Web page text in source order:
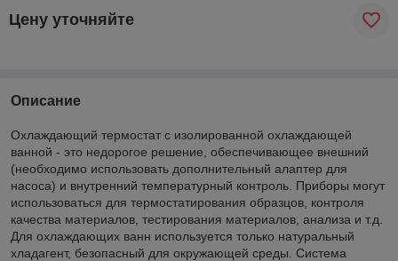
Цену уточняйте
Описание
Охлаждающий термостат с изолированной охлаждающей
ванной - это недорогое решение, обеспечивающее внешний
(необходимо использовать дополнительный алаптер для
насоса) и внутренний температурный контроль. Приборы могут
использоваться для термостатирования образцов, контроля
качества материалов, тестирования материалов, анализа и т.д.
Для охлаждающих ванн используется только натуральный
хладагент, безопасный для окружающей среды. Система